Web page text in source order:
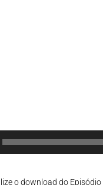
o download do Episódio